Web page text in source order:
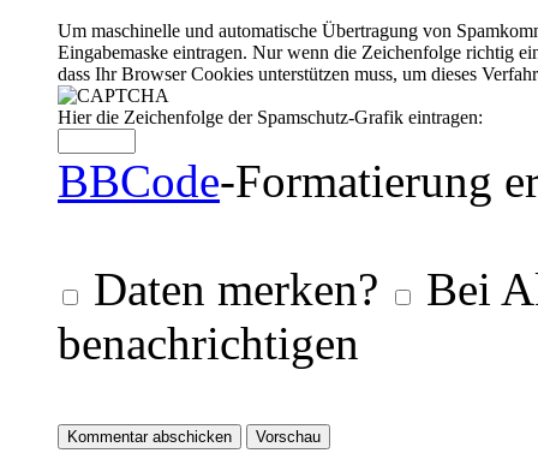
Um maschinelle und automatische Übertragung von
Eingabemaske eintragen. Nur wenn die Zeichenfolge richtig
dass Ihr Browser Cookies unterstützen muss, um dieses
Hier die Zeichenfolge der Spamschutz-Grafik eintragen:
BBCode-Formatierung
Daten merken?
Bei
benachrichtigen